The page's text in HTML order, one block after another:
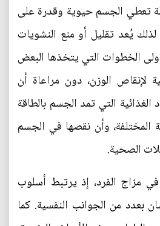
تعطي الجسم حيوية وقدرة على
يُعد تقليل أو منع النشويات
الخطوات التي يتخذها البعض
لإنقاص الوزن، دون مراعاة أن
التي تمد الجسم بالطاقة
المختلفة، وأن نقصها في الجسم
الصحية.
مزاج الفرد، إذ يرتبط أسلوب
بعدد من الجوانب النفسية. كما